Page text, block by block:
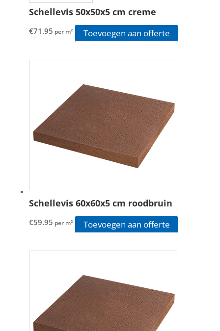
Schellevis 50x50x5 cm creme
€71.95 per m² Toevoegen aan offerte
Schellevis 60x60x5 cm roodbruin
€59.95 per m² Toevoegen aan offerte